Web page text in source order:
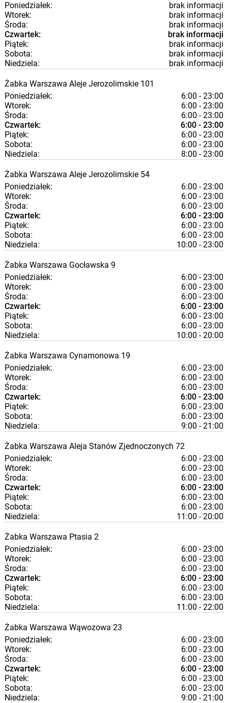
Poniedziałek:
brak informacji
Wtorek:
brak informacji
Środa:
brak informacji
Czwartek:
brak informacji
Piątek:
brak informacji
Sobota:
brak informacji
Niedziela:
brak informacji
Żabka Warszawa Aleje Jerozolimskie 101
Poniedziałek:
6:00 - 23:00
Wtorek:
6:00 - 23:00
Środa:
6:00 - 23:00
Czwartek:
6:00 - 23:00
Piątek:
6:00 - 23:00
Sobota:
6:00 - 23:00
Niedziela:
8:00 - 23:00
Żabka Warszawa Aleje Jerozolimskie 54
Poniedziałek:
6:00 - 23:00
Wtorek:
6:00 - 23:00
Środa:
6:00 - 23:00
Czwartek:
6:00 - 23:00
Piątek:
6:00 - 23:00
Sobota:
6:00 - 23:00
Niedziela:
10:00 - 23:00
Żabka Warszawa Gocławska 9
Poniedziałek:
6:00 - 23:00
Wtorek:
6:00 - 23:00
Środa:
6:00 - 23:00
Czwartek:
6:00 - 23:00
Piątek:
6:00 - 23:00
Sobota:
6:00 - 23:00
Niedziela:
10:00 - 20:00
Żabka Warszawa Cynamonowa 19
Poniedziałek:
6:00 - 23:00
Wtorek:
6:00 - 23:00
Środa:
6:00 - 23:00
Czwartek:
6:00 - 23:00
Piątek:
6:00 - 23:00
Sobota:
6:00 - 23:00
Niedziela:
9:00 - 21:00
Żabka Warszawa Aleja Stanów Zjednoczonych 72
Poniedziałek:
6:00 - 23:00
Wtorek:
6:00 - 23:00
Środa:
6:00 - 23:00
Czwartek:
6:00 - 23:00
Piątek:
6:00 - 23:00
Sobota:
6:00 - 23:00
Niedziela:
11:00 - 20:00
Żabka Warszawa Ptasia 2
Poniedziałek:
6:00 - 23:00
Wtorek:
6:00 - 23:00
Środa:
6:00 - 23:00
Czwartek:
6:00 - 23:00
Piątek:
6:00 - 23:00
Sobota:
6:00 - 23:00
Niedziela:
11:00 - 22:00
Żabka Warszawa Wąwozowa 23
Poniedziałek:
6:00 - 23:00
Wtorek:
6:00 - 23:00
Środa:
6:00 - 23:00
Czwartek:
6:00 - 23:00
Piątek:
6:00 - 23:00
Sobota:
6:00 - 23:00
Niedziela:
9:00 - 21:00